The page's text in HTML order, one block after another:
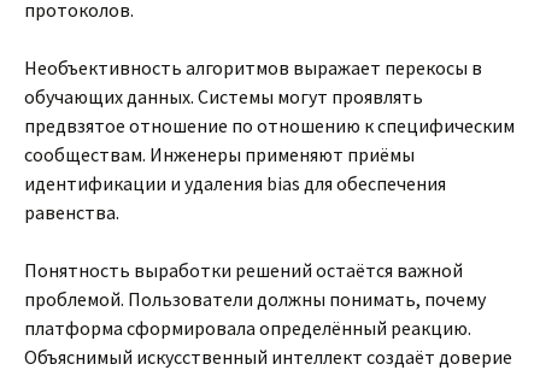
протоколов.
Необъективность алгоритмов выражает перекосы в
обучающих данных. Системы могут проявлять
предвзятое отношение по отношению к специфическим
сообществам. Инженеры применяют приёмы
идентификации и удаления bias для обеспечения
равенства.
Понятность выработки решений остаётся важной
проблемой. Пользователи должны понимать, почему
платформа сформировала определённый реакцию.
Объяснимый искусственный интеллект создаёт доверие